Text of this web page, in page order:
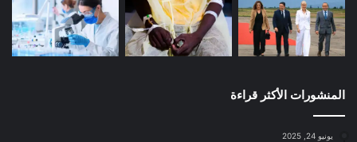
المنشورات الأكثر قراءة
يونيو 24, 2025